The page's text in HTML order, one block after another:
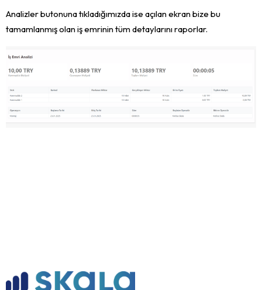
Analizler butonuna tıkladığımızda ise açılan ekran bize bu
tamamlanmış olan iş emrinin tüm detaylarını raporlar.